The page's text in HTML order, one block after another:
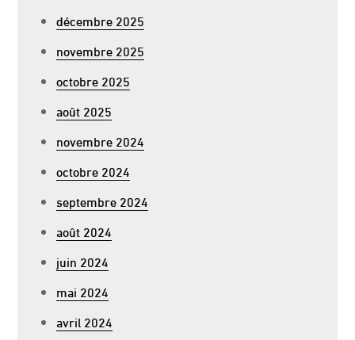
décembre 2025
novembre 2025
octobre 2025
août 2025
novembre 2024
octobre 2024
septembre 2024
août 2024
juin 2024
mai 2024
avril 2024